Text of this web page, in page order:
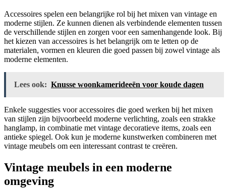
Accessoires spelen een belangrijke rol bij het mixen van vintage en
moderne stijlen. Ze kunnen dienen als verbindende elementen tussen
de verschillende stijlen en zorgen voor een samenhangende look. Bij
het kiezen van accessoires is het belangrijk om te letten op de
materialen, vormen en kleuren die goed passen bij zowel vintage als
moderne elementen.
Lees ook: Knusse woonkamerideeën voor koude dagen
Enkele suggesties voor accessoires die goed werken bij het mixen
van stijlen zijn bijvoorbeeld moderne verlichting, zoals een strakke
hanglamp, in combinatie met vintage decoratieve items, zoals een
antieke spiegel. Ook kun je moderne kunstwerken combineren met
vintage meubels om een interessant contrast te creëren.
Vintage meubels in een moderne
omgeving